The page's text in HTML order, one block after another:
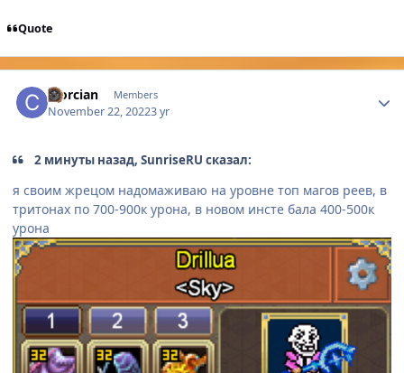
Quote
Clorcian Members
November 22, 20223 yr
2 минуты назад, SunriseRU сказал:
я своим жрецом надомаживаю на уровне топ магов реев, в
тритонах по 700-900к урона, в новом инсте бала 400-500к
урона